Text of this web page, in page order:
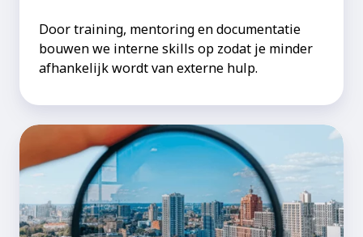
Door training, mentoring en documentatie
bouwen we interne skills op zodat je minder
afhankelijk wordt van externe hulp.